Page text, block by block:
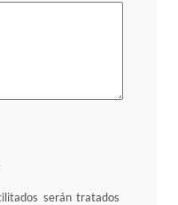
serán tratados